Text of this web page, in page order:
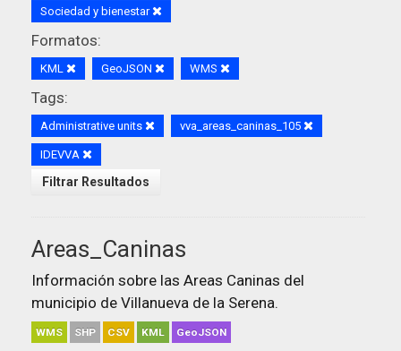
Sociedad y bienestar
Formatos:
KML GeoJSON WMS
Tags:
Administrative units vva_areas_caninas_105
IDEVVA
Filtrar Resultados
Areas_Caninas
Información sobre las Areas Caninas del
municipio de Villanueva de la Serena.
WMS SHP CSV KML GeoJSON